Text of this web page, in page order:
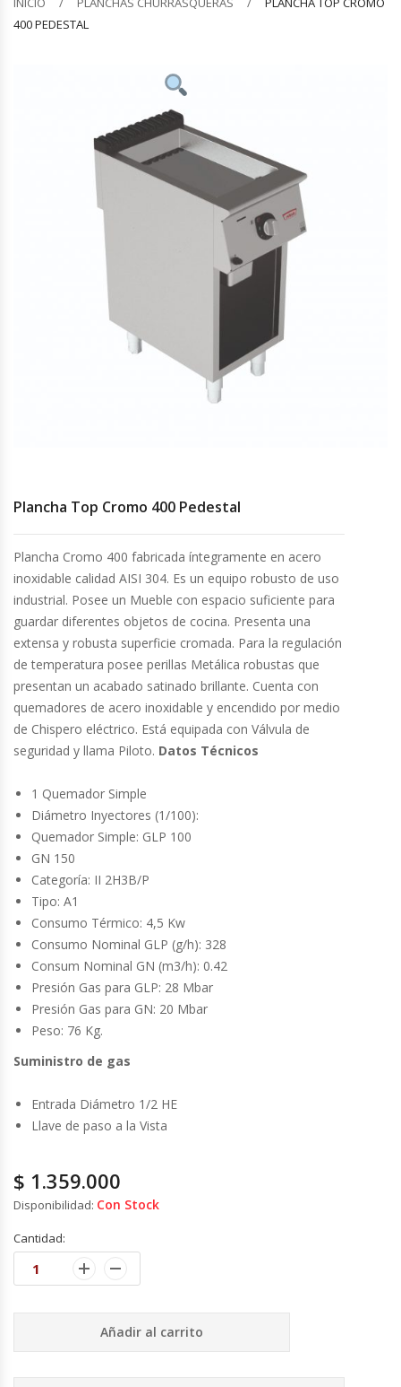
Barquilleras
Bolsas De Sellado Al Vacío
Calentadores De Platos
Cámaras Fermentadoras
Campanas Industriales
Congeladoras Tapa De Vidrio
Congeladoras Tapa Dura
Congeladores Verticales
Coolers / Visicoolers
Cortadoras De Fiambre
Cortadoras De Huesos
Cutters
Dispensadores De Salsas
Embutidoras
Estanterías Y Repisas
Exhibidoras De Productos Calientes
Expendedoras De Jugo
Exprimidoras De Cítricos
Extractoras De Jugos
Formadora De Pizza
Freidoras Industriales
Frigobar
400 PEDESTAL
Plancha Top Cromo 400 Pedestal
Plancha Cromo 400 fabricada íntegramente en acero
inoxidable calidad AISI 304. Es un equipo robusto de uso
industrial. Posee un Mueble con espacio suficiente para
guardar diferentes objetos de cocina. Presenta una
extensa y robusta superficie cromada. Para la regulación
de temperatura posee perillas Metálica robustas que
presentan un acabado satinado brillante. Cuenta con
quemadores de acero inoxidable y encendido por medio
de Chispero eléctrico. Está equipada con Válvula de
seguridad y llama Piloto. Datos Técnicos
1 Quemador Simple
Diámetro Inyectores (1/100):
Quemador Simple: GLP 100
GN 150
Categoría: II 2H3B/P
Tipo: A1
Consumo Térmico: 4,5 Kw
Consumo Nominal GLP (g/h): 328
Consum Nominal GN (m3/h): 0.42
Presión Gas para GLP: 28 Mbar
Presión Gas para GN: 20 Mbar
Peso: 76 Kg.
Suministro de gas
Entrada Diámetro 1/2 HE
Llave de paso a la Vista
$ 1.359.000
Disponibilidad: Con Stock
Cantidad:
Añadir al carrito